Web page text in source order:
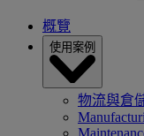
概覽
使用案例
物流與倉